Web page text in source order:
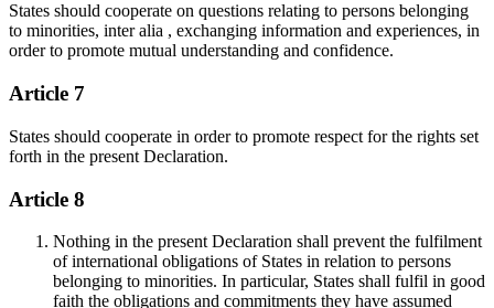
States should cooperate on questions relating to persons belonging
to minorities, inter alia , exchanging information and experiences, in
order to promote mutual understanding and confidence.
Article 7
States should cooperate in order to promote respect for the rights set
forth in the present Declaration.
Article 8
Nothing in the present Declaration shall prevent the fulfilment
of international obligations of States in relation to persons
belonging to minorities. In particular, States shall fulfil in good
faith the obligations and commitments they have assumed